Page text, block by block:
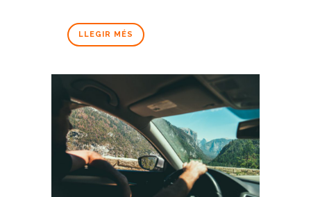
LLEGIR MÉS